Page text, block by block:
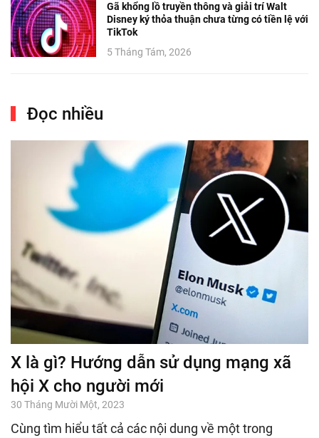
Gã khổng lồ truyền thông và giải trí Walt
Disney ký thỏa thuận chưa từng có tiền lệ với
TikTok
5 Tháng Tám, 2026
Đọc nhiều
X là gì? Hướng dẫn sử dụng mạng xã
hội X cho người mới
30 Tháng Mười Một, 2023
Cùng tìm hiểu tất cả các nội dung về một trong